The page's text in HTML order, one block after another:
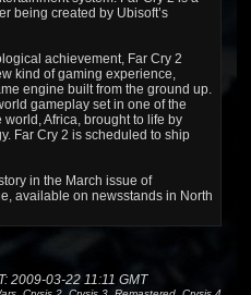
being created by Ubisoft’s
achievement, Far Cry 2
kind of gaming experience,
engine built from the ground up.
gameplay set in one of the
Africa, brought to life by
Far Cry 2 is scheduled to ship
in the March issue of
available on newsstands in North
2009-03-22 11:11 GMT